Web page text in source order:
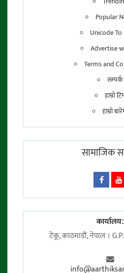
Popular
Unicode
Advertise
Terms and
सम्पर्क
हाम्रो
हाम्रो
सामाजिक
कार्यालय:
टेकू, काठमाडाैं, नेपाल ।